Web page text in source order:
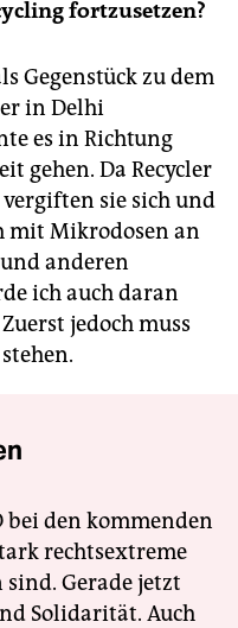
fortzusetzen?
Gegenstück zu dem
in Delhi
es in Richtung
gehen. Da Recycler
sie sich und
Mikrodosen an
anderen
ich auch daran
jedoch muss
bei den kommenden
rechtsextreme
Gerade jetzt
Solidarität. Auch